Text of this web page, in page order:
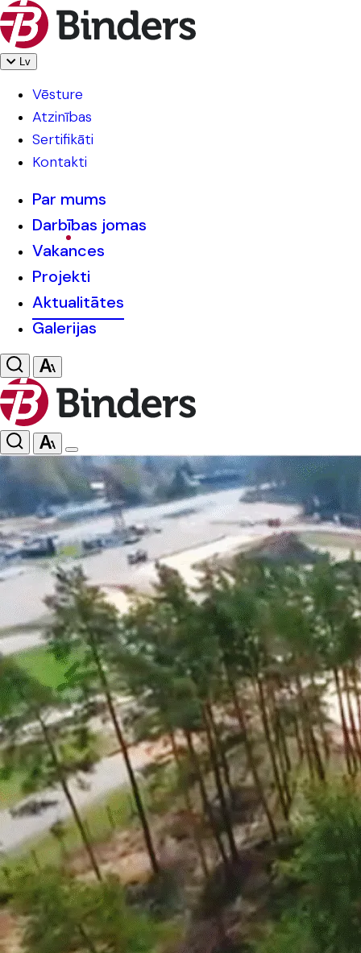
Lv
Vēsture
Atzinības
Sertifikāti
Kontakti
Par mums
Darbības jomas
Vakances
Projekti
Aktualitātes
Galerijas